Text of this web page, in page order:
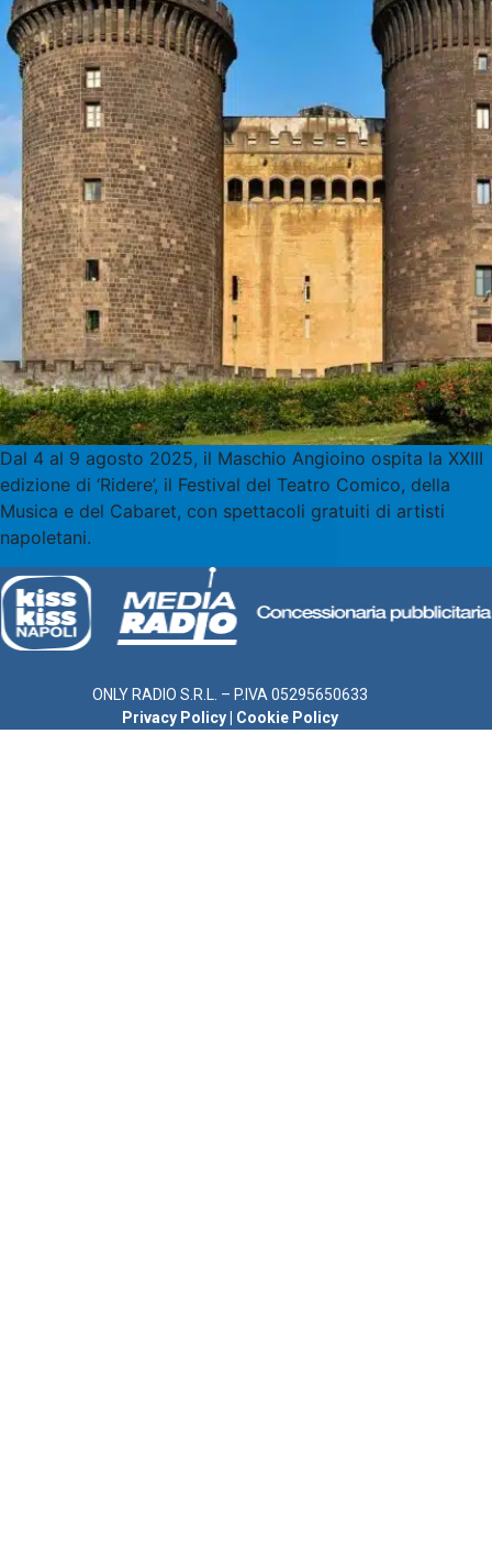
Dal 4 al 9 agosto 2025, il Maschio Angioino ospita la XXIII
edizione di ‘Ridere’, il Festival del Teatro Comico, della
Musica e del Cabaret, con spettacoli gratuiti di artisti
napoletani.
ONLY RADIO S.R.L. – P.IVA 05295650633
Privacy Policy
Cookie Policy